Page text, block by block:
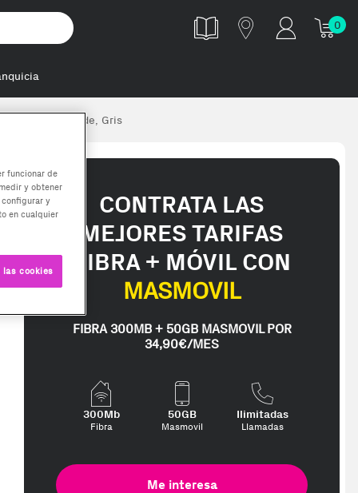
0
Negro, Verde, Gris
CONTRATA LAS
MEJORES TARIFAS
FIBRA + MÓVIL CON
MASMOVIL
FIBRA 300MB + 50GB MASMOVIL POR
34,90€/MES
300Mb
Fibra
50GB
Masmovil
Ilimitadas
Llamadas
Me interesa
funcionar de
y obtener
y
en cualquier
cookies